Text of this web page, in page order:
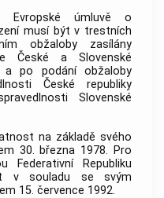
Evropské úmluvě o
musí být v trestních
obžaloby zasílány
České a Slovenské
a po podání obžaloby
České republiky
Slovenské
na základě svého
30. března 1978. Pro
Federativní Republiku
v souladu se svým
15. července 1992.